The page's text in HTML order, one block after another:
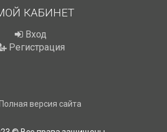
КАБИНЕТ
Вход
Регистрация
Полная версия сайта